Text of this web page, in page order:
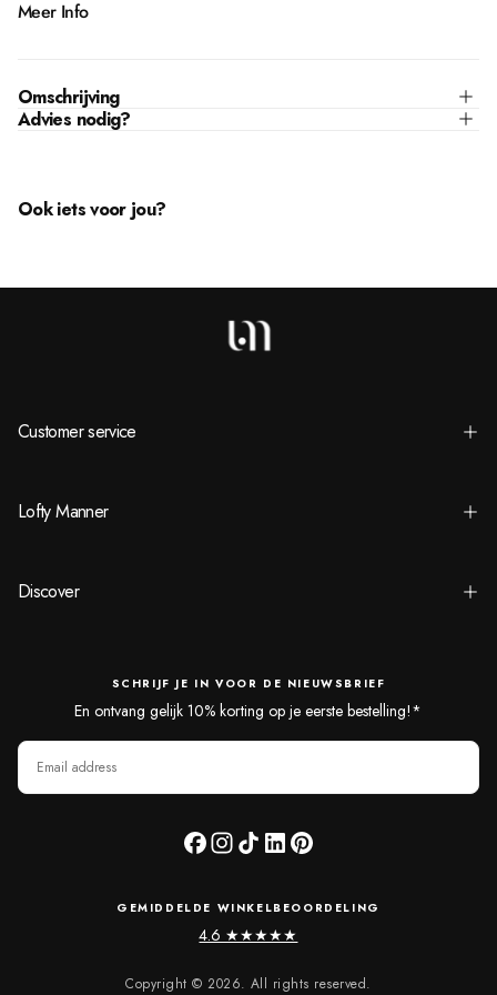
Meer Info
Omschrijving
Advies nodig?
Ook iets voor jou?
Customer service
Lofty Manner
Discover
SCHRIJF JE IN VOOR DE NIEUWSBRIEF
En ontvang gelijk 10% korting op je eerste bestelling!*
EMAIL
GEMIDDELDE WINKELBEOORDELING
4.6 ★★★★★
Copyright © 2026. All rights reserved.